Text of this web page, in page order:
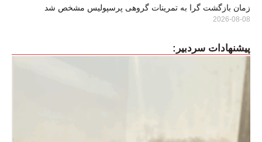
زمان بازگشت گرا به تمرینات گروهی پرسپولیس مشخص شد
2026-08-08
پیشنهادات سردبیر: